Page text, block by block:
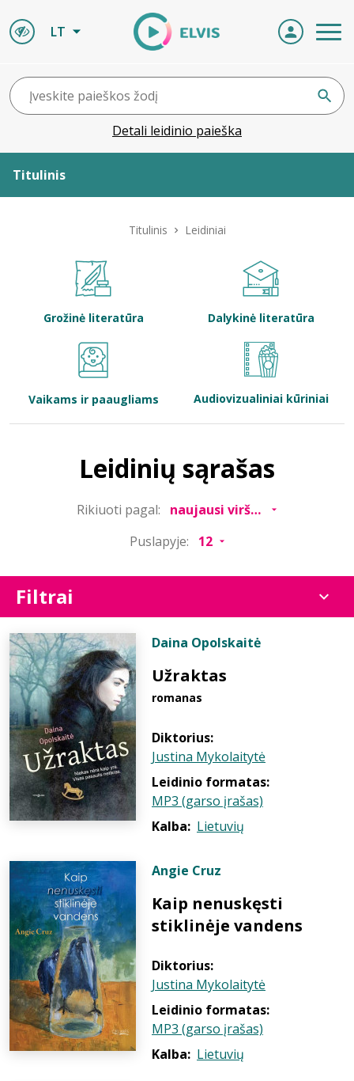
LT
Detali leidinio paieška
Titulinis
Bibliotekoms
Titulinis Leidiniai
Grožinė literatūra Dalykinė literatūra
Vaikams ir paaugliams Audiovizualiniai kūriniai
Leidinių sąrašas
Rikiuoti pagal:
Puslapyje:
Filtrai
Daina Opolskaitė
Užraktas
romanas
Diktorius:
Justina Mykolaitytė
Leidinio formatas:
MP3 (garso įrašas)
Kalba: Lietuvių
Angie Cruz
Kaip nenuskęsti
stiklinėje vandens
Diktorius:
Justina Mykolaitytė
Leidinio formatas:
MP3 (garso įrašas)
Kalba: Lietuvių